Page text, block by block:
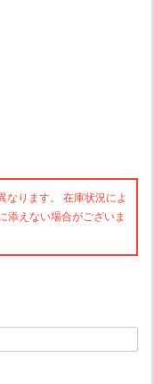
なります。 在庫状況によ
添えない場合がございま